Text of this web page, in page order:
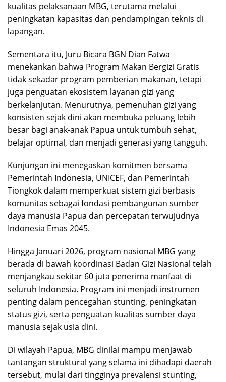
kualitas pelaksanaan MBG, terutama melalui
peningkatan kapasitas dan pendampingan teknis di
lapangan.
Sementara itu, Juru Bicara BGN Dian Fatwa
menekankan bahwa Program Makan Bergizi Gratis
tidak sekadar program pemberian makanan, tetapi
juga penguatan ekosistem layanan gizi yang
berkelanjutan. Menurutnya, pemenuhan gizi yang
konsisten sejak dini akan membuka peluang lebih
besar bagi anak-anak Papua untuk tumbuh sehat,
belajar optimal, dan menjadi generasi yang tangguh.
Kunjungan ini menegaskan komitmen bersama
Pemerintah Indonesia, UNICEF, dan Pemerintah
Tiongkok dalam memperkuat sistem gizi berbasis
komunitas sebagai fondasi pembangunan sumber
daya manusia Papua dan percepatan terwujudnya
Indonesia Emas 2045.
Hingga Januari 2026, program nasional MBG yang
berada di bawah koordinasi Badan Gizi Nasional telah
menjangkau sekitar 60 juta penerima manfaat di
seluruh Indonesia. Program ini menjadi instrumen
penting dalam pencegahan stunting, peningkatan
status gizi, serta penguatan kualitas sumber daya
manusia sejak usia dini.
Di wilayah Papua, MBG dinilai mampu menjawab
tantangan struktural yang selama ini dihadapi daerah
tersebut, mulai dari tingginya prevalensi stunting,